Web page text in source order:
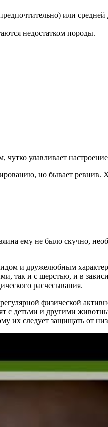
или
недостатком породы.
улавливает
но бывает
ему не было скучно,
и дружелюбным
так и с шерстью, и в
расчесывания.
физической
с детьми и другими
их следует защищать от